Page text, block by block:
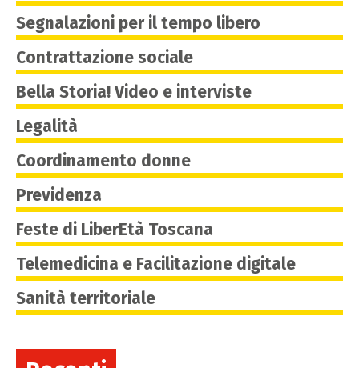
Segnalazioni per il tempo libero
Contrattazione sociale
Bella Storia! Video e interviste
Legalità
Coordinamento donne
Previdenza
Feste di LiberEtà Toscana
Telemedicina e Facilitazione digitale
Sanità territoriale